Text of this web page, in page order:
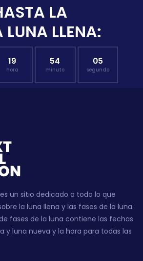
LA
LLENA:
19
hora
54
minuto
04
segundo
un sitio dedicado a todo lo que
la luna llena y las fases de la luna.
fases de la luna contiene las fechas
y luna nueva y la hora para todas las